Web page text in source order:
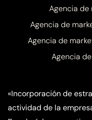
Agencia de
Agencia de
Agencia de
Agencia
«Incorporación de
actividad de la